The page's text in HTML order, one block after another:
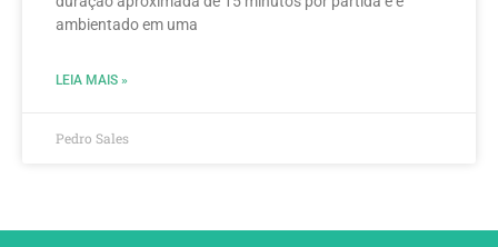
ambientado em uma
LEIA MAIS »
Pedro Sales